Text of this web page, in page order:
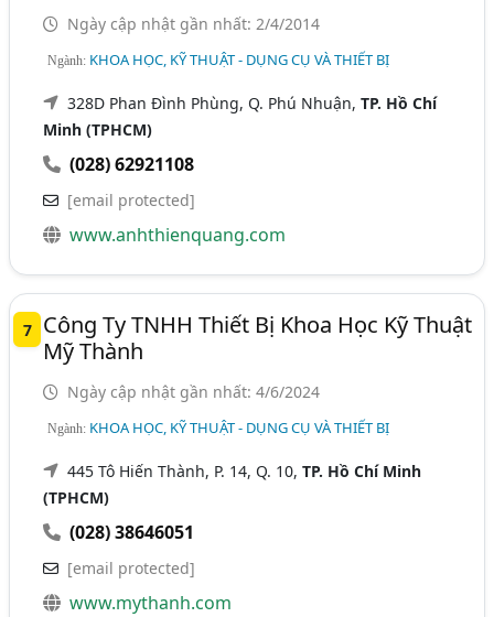
Ngày cập nhật gần nhất: 2/4/2014
Ngành: KHOA HỌC, KỸ THUẬT - DỤNG CỤ VÀ THIẾT BỊ
328D Phan Đình Phùng, Q. Phú Nhuận,TP. Hồ Chí
Minh (TPHCM)
(028) 62921108
[email protected]
www.anhthienquang.com
7
Công Ty TNHH Thiết Bị Khoa Học Kỹ Thuật
Mỹ Thành
Ngày cập nhật gần nhất: 4/6/2024
Ngành: KHOA HỌC, KỸ THUẬT - DỤNG CỤ VÀ THIẾT BỊ
445 Tô Hiến Thành, P. 14, Q. 10,TP. Hồ Chí Minh
(TPHCM)
(028) 38646051
[email protected]
www.mythanh.com